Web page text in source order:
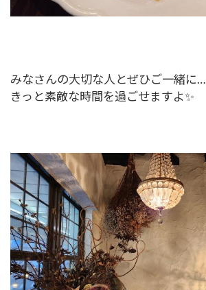
みなさんの大切な人とぜひご一緒に…
きっと素敵な時間を過ごせますよ✨